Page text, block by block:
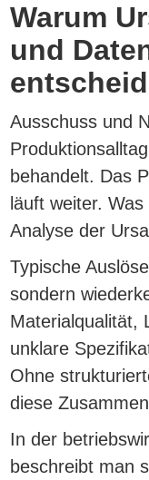
Warum
und
Ausschuss und
behandelt. Das
läuft weiter.
Analyse der
Typische
sondern
Materialqualität,
unklare
Ohne
diese
In der
beschreibt man